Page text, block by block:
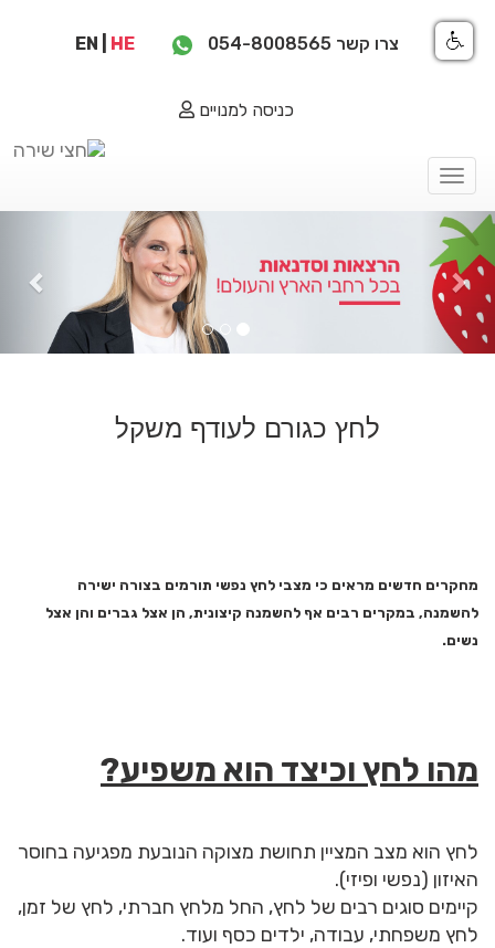
צרו קשר054-8008565
EN HE
כניסה למנויים
Toggle
Next
לחץ כגורם לעודף משקל
מחקרים חדשים מראים כי מצבי לחץ נפשי תורמים בצורה ישירה
להשמנה, במקרים רבים אף להשמנה קיצונית, הן אצל גברים והן אצל
נשים.
מהו לחץ וכיצד הוא משפיע?
לחץ הוא מצב המציין תחושת מצוקה הנובעת מפגיעה בחוסר
האיזון (נפשי ופיזי).
קיימים סוגים רבים של לחץ, החל מלחץ חברתי, לחץ של זמן,
לחץ משפחתי, עבודה, ילדים כסף ועוד.